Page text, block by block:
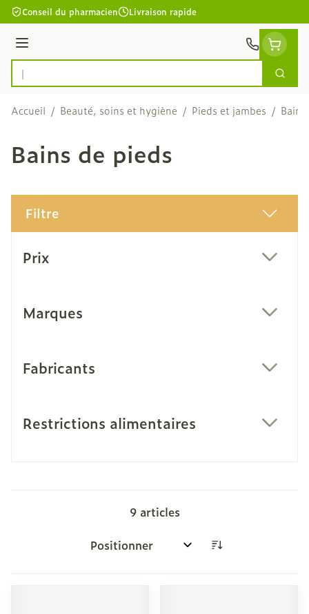
Aller au contenu
Conseil du pharmacien Livraison rapide
Menu
Rechercher
Accueil / Beauté, soins et hygiène / Pieds et jambes /
Bains de pieds
Filtre
Prix
Marques
Fabricants
Restrictions alimentaires
9articles
Trier par: